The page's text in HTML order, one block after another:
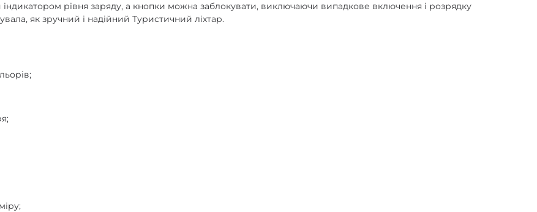
рівня заряду, а кнопки можна заблокувати, виключаючи випадкове включення і розрядку
як зручний і надійний Туристичний ліхтар.